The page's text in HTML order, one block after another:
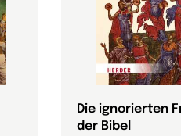
Die ignorierten
der Bibel